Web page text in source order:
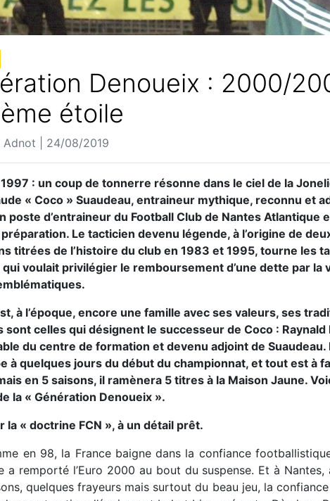
Denoueix : 2000/
étoile
Adnot | 24/08/2019
: un coup de tonnerre résonne dans le ciel de la
« Coco » Suaudeau, entraineur mythique, reconnu et
poste d’entraineur du Football Club de Nantes Atlantique
Le tacticien devenu légende, à l’origine de
titrées de l’histoire du club en 1983 et 1995, tourne les
voulait privilégier le remboursement d’une dette par la
à l’époque, encore une famille avec ses valeurs, ses
sont celles qui désignent le successeur de Coco : Raynald
du centre de formation et devenu adjoint de
à quelques jours du début du championnat, et tout est à
en 5 saisons, il ramènera 5 titres à la Maison Jaune.
la « Génération Denoueix ».
la « doctrine FCN », à un détail prêt.
en 98, la France baigne dans la confiance
a remporté l’Euro 2000 au bout du suspense. Et à
quelques frayeurs mais surtout du beau jeu, la